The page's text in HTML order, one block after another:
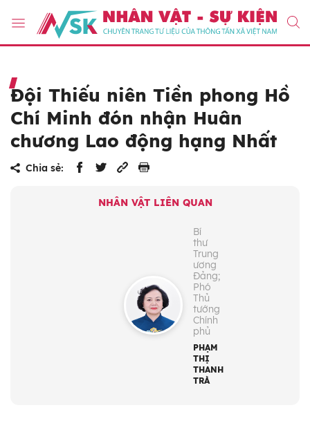
Đội Thiếu niên Tiền phong Hồ
Chí Minh đón nhận Huân
chương Lao động hạng Nhất
Chia sẻ:
NHÂN VẬT LIÊN QUAN
Bí
thư
Trung
ương
Đảng;
Phó
Thủ
tướng
Chính
phủ
PHẠM
THỊ
THANH
TRÀ